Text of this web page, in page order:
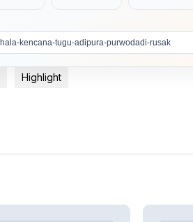
Highlight